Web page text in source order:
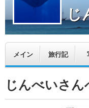
じ
メイン 旅行記
じんべいさ